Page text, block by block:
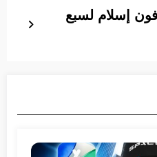
فون إسلام لسبع